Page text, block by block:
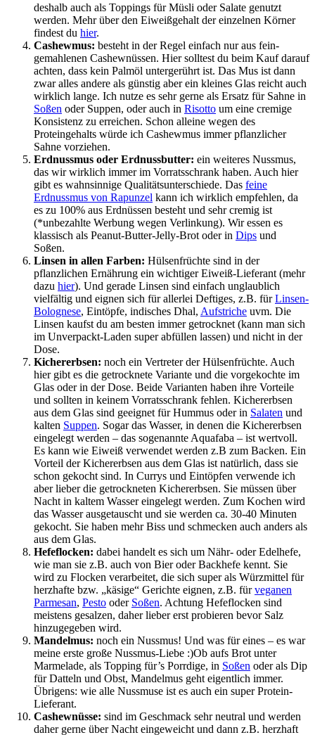
deshalb auch als Toppings für Müsli oder Salate genutzt
werden. Mehr über den Eiweißgehalt der einzelnen Körner
findest du hier.
Cashewmus: besteht in der Regel einfach nur aus fein-
gemahlenen Cashewnüssen. Hier solltest du beim Kauf darauf
achten, dass kein Palmöl untergerührt ist. Das Mus ist dann
zwar alles andere als günstig aber ein kleines Glas reicht auch
wirklich lange. Ich nutze es sehr gerne als Ersatz für Sahne in
Soßen oder Suppen, oder auch in Risotto um eine cremige
Konsistenz zu erreichen. Schon alleine wegen des
Proteingehalts würde ich Cashewmus immer pflanzlicher
Sahne vorziehen.
Erdnussmus oder Erdnussbutter: ein weiteres Nussmus,
das wir wirklich immer im Vorratsschrank haben. Auch hier
gibt es wahnsinnige Qualitätsunterschiede. Das feine
Erdnussmus von Rapunzel kann ich wirklich empfehlen, da
es zu 100% aus Erdnüssen besteht und sehr cremig ist
(*unbezahlte Werbung wegen Verlinkung). Wir essen es
klassisch als Peanut-Butter-Jelly-Brot oder in Dips und
Soßen.
Linsen in allen Farben: Hülsenfrüchte sind in der
pflanzlichen Ernährung ein wichtiger Eiweiß-Lieferant (mehr
dazu hier). Und gerade Linsen sind einfach unglaublich
vielfältig und eignen sich für allerlei Deftiges, z.B. fürLinsen-
Bolognese, Eintöpfe, indisches Dhal, Aufstriche uvm. Die
Linsen kaufst du am besten immer getrocknet (kann man sich
im Unverpackt-Laden super abfüllen lassen) und nicht in der
Dose.
Kichererbsen: noch ein Vertreter der Hülsenfrüchte. Auch
hier gibt es die getrocknete Variante und die vorgekochte im
Glas oder in der Dose. Beide Varianten haben ihre Vorteile
und sollten in keinem Vorratsschrank fehlen. Kichererbsen
aus dem Glas sind geeignet für Hummus oder in Salaten und
kalten Suppen. Sogar das Wasser, in denen die Kichererbsen
eingelegt werden – das sogenannte Aquafaba – ist wertvoll.
Es kann wie Eiweiß verwendet werden z.B zum Backen. Ein
Vorteil der Kichererbsen aus dem Glas ist natürlich, dass sie
schon gekocht sind. In Currys und Eintöpfen verwende ich
aber lieber die getrockneten Kichererbsen. Sie müssen über
Nacht in kaltem Wasser eingelegt werden. Zum Kochen wird
das Wasser ausgetauscht und sie werden ca. 30-40 Minuten
gekocht. Sie haben mehr Biss und schmecken auch anders als
aus dem Glas.
Hefeflocken: dabei handelt es sich um Nähr- oder Edelhefe,
wie man sie z.B. auch von Bier oder Backhefe kennt. Sie
wird zu Flocken verarbeitet, die sich super als Würzmittel für
herzhafte bzw. „käsige“ Gerichte eignen, z.B. fürveganen
Parmesan, Pesto oder Soßen. Achtung Hefeflocken sind
meistens gesalzen, daher lieber erst probieren bevor Salz
hinzugegeben wird.
Mandelmus: noch ein Nussmus! Und was für eines – es war
meine erste große Nussmus-Liebe :)Ob aufs Brot unter
Marmelade, als Topping für’s Porrdige, in Soßen oder als Dip
für Datteln und Obst, Mandelmus geht eigentlich immer.
Übrigens: wie alle Nussmuse ist es auch ein super Protein-
Lieferant.
Cashewnüsse: sind im Geschmack sehr neutral und werden
daher gerne über Nacht eingeweicht und dann z.B. herzhaft